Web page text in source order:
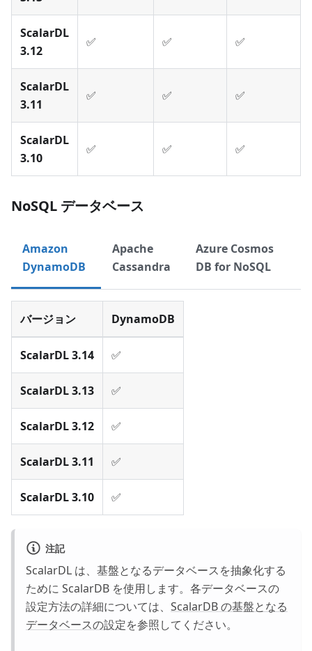
ScalarDL
3.12
✅ ✅ ✅
ScalarDL
3.11
✅ ✅ ✅
ScalarDL
3.10
✅ ✅ ✅
NoSQL データベース
Amazon
DynamoDB
Apache
Cassandra
Azure Cosmos
DB for NoSQL
バージョン DynamoDB
ScalarDL 3.14 ✅
ScalarDL 3.13 ✅
ScalarDL 3.12 ✅
ScalarDL 3.11 ✅
ScalarDL 3.10 ✅
注記
ScalarDL は、基盤となるデータベースを抽象化する
ために ScalarDB を使用します。各データベースの
設定方法の詳細については、 ScalarDB の基盤となる
データベースの設定を参照してください。